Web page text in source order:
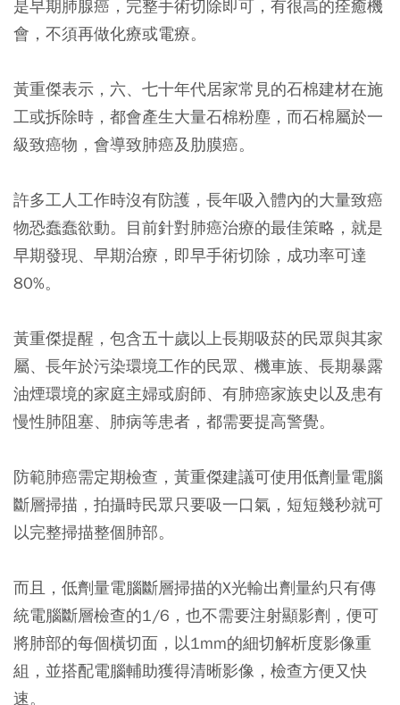
是早期肺腺癌，完整手術切除即可，有很高的痊癒機
會，不須再做化療或電療。
黃重傑表示，六、七十年代居家常見的石棉建材在施
工或拆除時，都會產生大量石棉粉塵，而石棉屬於一
級致癌物，會導致肺癌及肋膜癌。
許多工人工作時沒有防護，長年吸入體內的大量致癌
物恐蠢蠢欲動。目前針對肺癌治療的最佳策略，就是
早期發現、早期治療，即早手術切除，成功率可達
80%。
黃重傑提醒，包含五十歲以上長期吸菸的民眾與其家
屬、長年於污染環境工作的民眾、機車族、長期暴露
油煙環境的家庭主婦或廚師、有肺癌家族史以及患有
慢性肺阻塞、肺病等患者，都需要提高警覺。
防範肺癌需定期檢查，黃重傑建議可使用低劑量電腦
斷層掃描，拍攝時民眾只要吸一口氣，短短幾秒就可
以完整掃描整個肺部。
而且，低劑量電腦斷層掃描的X光輸出劑量約只有傳
統電腦斷層檢查的1/6，也不需要注射顯影劑，便可
將肺部的每個橫切面，以1mm的細切解析度影像重
組，並搭配電腦輔助獲得清晰影像，檢查方便又快
速。